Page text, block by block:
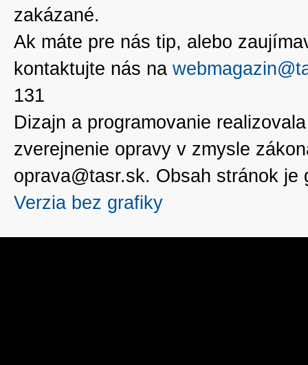
zakázané.
Ak máte pre nás tip, alebo
kontaktujte nás na
131
Dizajn a programovanie
zverejnenie opravy v zmysle
oprava@tasr.sk. Obsah stránok
Verzia bez grafiky